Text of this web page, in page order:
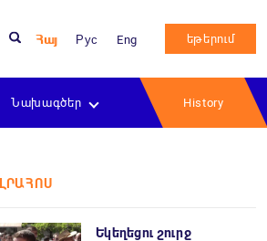
Հայ Рус Eng եթերում
Նախագծեր History
ԼՐԱՀՈՍ
Եկեղեցու շուրջ